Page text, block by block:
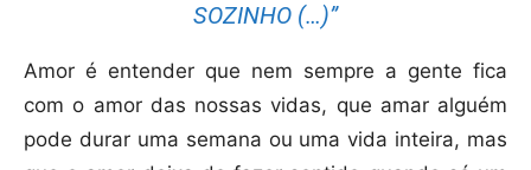
SOZINHO (…)”
Amor é entender que nem sempre a gente fica
com o amor das nossas vidas, que amar alguém
pode durar uma semana ou uma vida inteira, mas